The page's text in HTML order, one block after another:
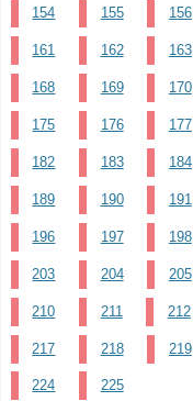
154 155 156
161 162 163
168 169 170
175 176 177
182 183 184
189 190 191
196 197 198
203 204 205
210 211 212
217 218 219
224 225